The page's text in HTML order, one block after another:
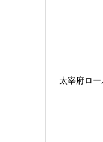
太宰府ロ